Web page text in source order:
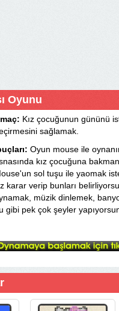
Oyunu
Kız çocuğunun gününü
sağlamak.
Oyun mouse ile
kız çocuğuna
sol tuşu ile yaomak
karar verip bunları
müzik dinlemek,
gibi pek çok şeyler